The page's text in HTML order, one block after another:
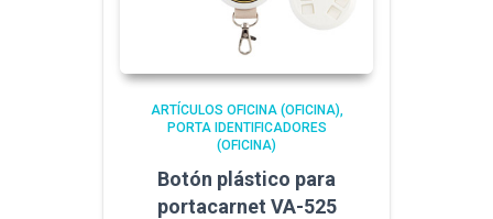
ARTÍCULOS OFICINA (OFICINA)
PORTA IDENTIFICADORES
(OFICINA)
Botón plástico para
portacarnet VA-525